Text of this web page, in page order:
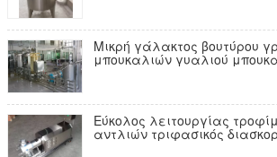
Μικρή γάλακτος βουτύρου
μπουκαλιών γυαλιού
Εύκολος λειτουργίας
αντλιών τριφασικός
γαλακτωματοποιητής